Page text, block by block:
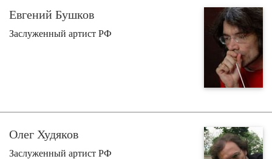
Евгений Бушков
Заслуженный артист РФ
Олег Худяков
Заслуженный артист РФ